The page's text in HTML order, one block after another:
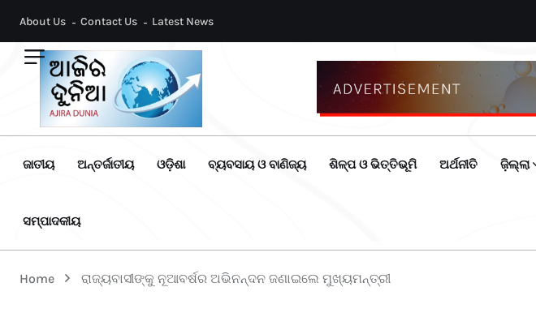
About Us Contact Us Latest News
ଜାତୀୟ ଅନ୍ତର୍ଜାତୀୟ ଓଡ଼ିଶା ବ୍ୟବସାୟ ଓ ବାଣିଜ୍ୟ ଶିଳ୍ପ ଓ ଭିତ୍ତିଭୂମି ଅର୍ଥନୀତି ଜ଼ିଲ୍ଲା
ସମ୍ପାଦକୀୟ
Home ରାଜ୍ୟବାସୀଙ୍କୁ ନୂଆବର୍ଷର ଅଭିନନ୍ଦନ ଜଣାଇଲେ ମୁଖ୍ୟମନ୍ତ୍ରୀ